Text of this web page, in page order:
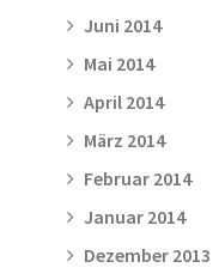
Juni 2014
Mai 2014
April 2014
März 2014
Februar 2014
Januar 2014
Dezember 2013